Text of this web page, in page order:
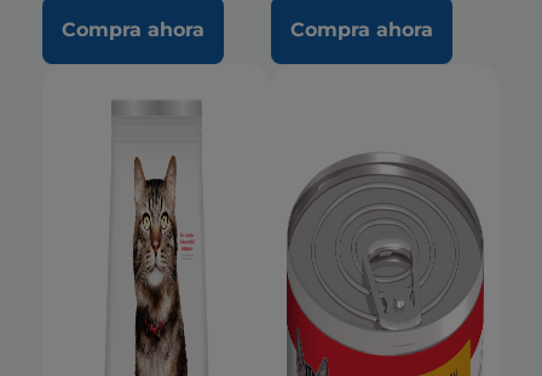
Compra ahora Compra ahora